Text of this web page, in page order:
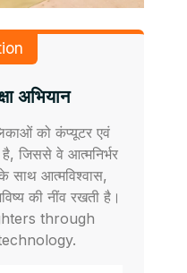
अभियान
को कंप्यूटर एवं
है, जिससे वे आत्मनिर्भर
साथ आत्मविश्वास,
की नींव रखती है।
through